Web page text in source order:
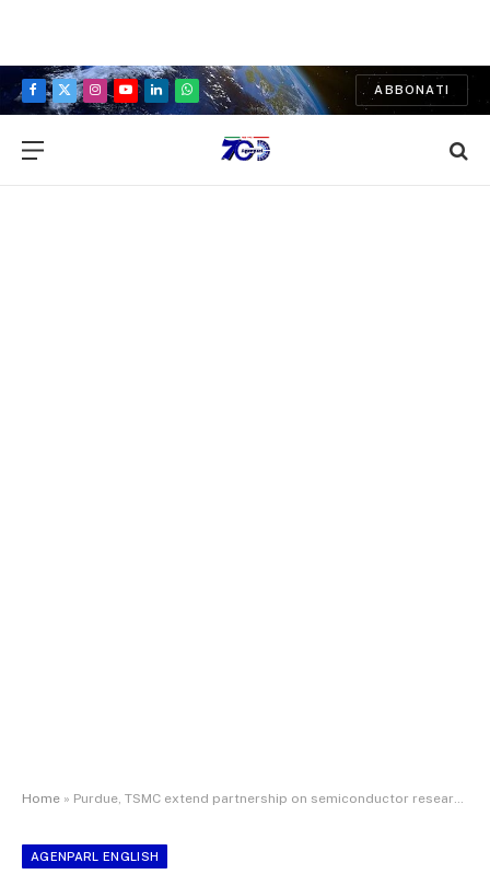
Facebook
X
Instagram
YouTubeLinkedInWhatsApp
ABBONATI
Home » Purdue, TSMC extend partnership on semiconductor research and workforce development
AGENPARL ENGLISH